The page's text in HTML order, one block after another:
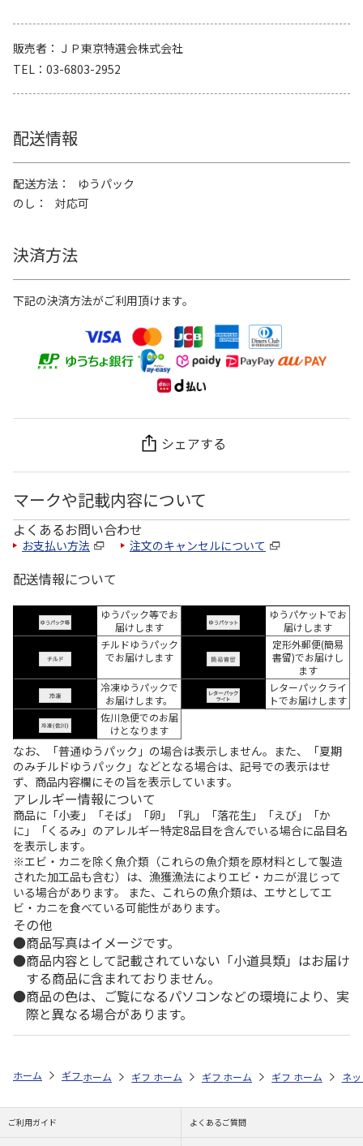
販売者
ＪＰ東京特選会株式会社
TEL
03-6803-2952
配送情報
配送方法
ゆうパック
のし
対応可
決済方法
下記の決済方法がご利用頂けます。
シェアする
マークや記載内容について
よくあるお問い合わせ
お支払い方法 注文のキャンセルについて
配送情報について
ゆうパック等でお
届けします
ゆうパケットでお
届けします
チルドゆうパック
でお届けします
定形外郵便(簡易
書留)でお届けし
ます
冷凍ゆうパックで
お届けします。
レターパックライ
トでお届けします
佐川急便でのお届
けとなります
なお、「普通ゆうパック」の場合は表示しません。また、「夏期
のみチルドゆうパック」などとなる場合は、記号での表示はせ
ず、商品内容欄にその旨を表示しています。
アレルギー情報について
商品に「小麦」「そば」「卵」「乳」「落花生」「えび」「か
に」「くるみ」のアレルギー特定8品目を含んでいる場合に品目名
を表示します。
※エビ・カニを除く魚介類（これらの魚介類を原材料として製造
された加工品も含む）は、漁獲漁法によりエビ・カニが混じって
いる場合があります。 また、これらの魚介類は、エサとしてエ
ビ・カニを食べている可能性があります。
その他
商品写真はイメージです。
商品内容として記載されていない「小道具類」はお届け
する商品に含まれておりません。
商品の色は、ご覧になるパソコンなどの環境により、実
際と異なる場合があります。
ホーム ギフトストア お中元・夏ギフト特集 2026 お菓子・スイーツ
ホーム ギフトストア お中元・夏ギフト特集 2026
ホーム ギフトストア お中元・夏ギフト
ホーム ギフトストア お
ホーム ネ
ご利用ガイド よくあるご質問